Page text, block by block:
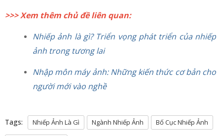
>>> Xem thêm chủ đề liên quan:
Nhiếp ảnh là gì? Triển vọng phát triển của nhiếp
ảnh trong tương lai
Nhập môn máy ảnh: Những kiến thức cơ bản cho
người mới vào nghề
Tags: Nhiếp Ảnh Là Gì Ngành Nhiếp Ảnh Bố Cục Nhiếp Ảnh